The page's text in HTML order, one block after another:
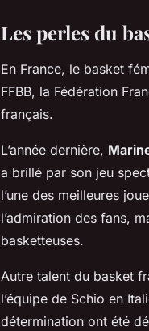
Les perles du
En France, le basket
FFBB, la Fédération
français.
L’année dernière,
a brillé par son jeu
l’une des meilleures
l’admiration des fans,
basketteuses.
Autre talent du basket
l’équipe de Schio en
détermination ont été